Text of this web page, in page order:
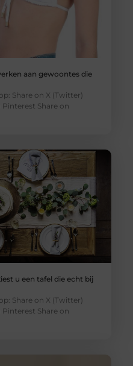
aan gewoontes die
Share on X (Twitter)
Pinterest Share on
u een tafel die echt bij
Share on X (Twitter)
Pinterest Share on